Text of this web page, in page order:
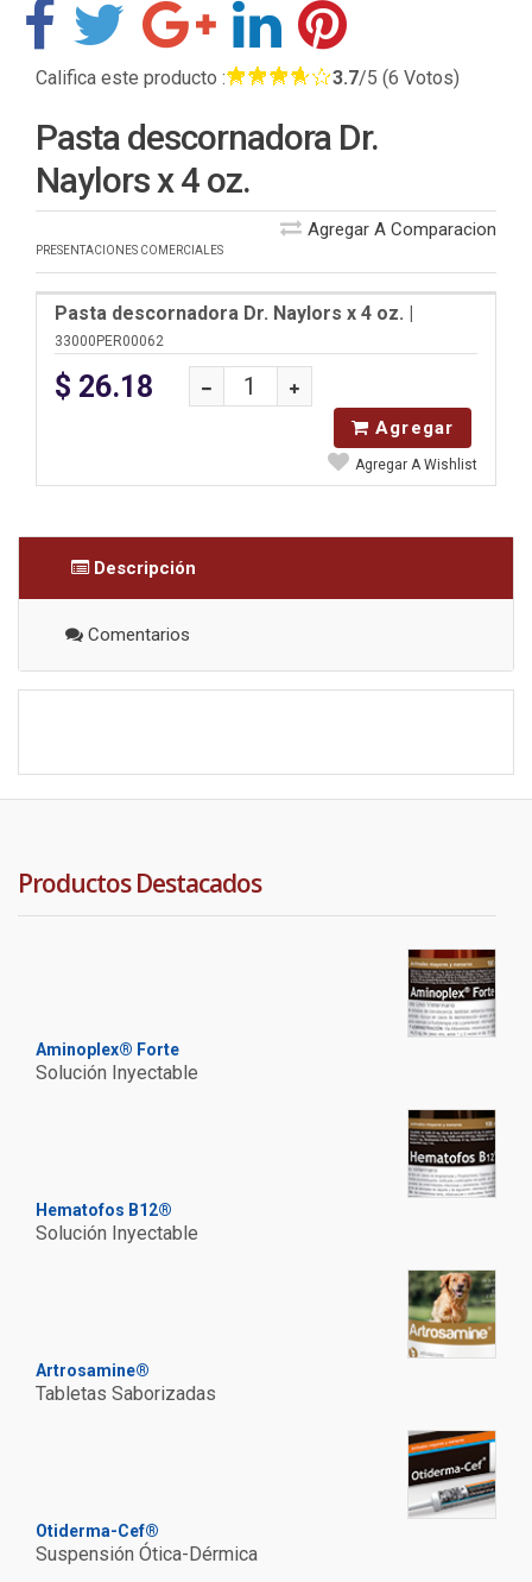
Califica este producto : 3.7/5 (6 Votos)
Pasta descornadora Dr.
Naylors x 4 oz.
Agregar A Comparacion
PRESENTACIONES COMERCIALES
Pasta descornadora Dr. Naylors x 4 oz.
33000PER00062
$ 26.18
Agregar
Agregar A Wishlist
Descripción
Comentarios
Productos Destacados
Aminoplex® Forte
Solución Inyectable
Hematofos B12®
Solución Inyectable
Artrosamine®
Tabletas Saborizadas
Otiderma-Cef®
Suspensión Ótica-Dérmica